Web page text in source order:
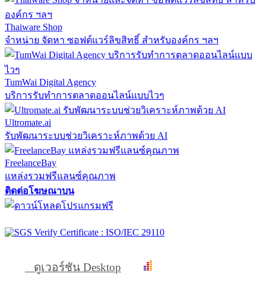
Thaiware Shop
จำหน่าย จัดหา ซอฟต์แวร์ลิขสิทธิ์ สำหรับองค์กร ฯลฯ
TumWai Digital Agency
บริการรับทำการตลาดออนไลน์แบบไวๆ
Ultromate.ai
รับพัฒนาระบบช่วยวิเคราะห์ภาพด้วย AI
FreelanceBay
แหล่งรวมฟรีแลนซ์คุณภาพ
ติดต่อโฆษณาบน
ดูเวอร์ชัน Desktop